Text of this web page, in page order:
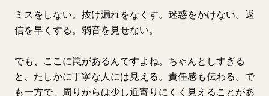
ミスをしない。抜け漏れをなくす。迷惑をかけない。返
信を早くする。弱音を見せない。
でも、ここに罠があるんですよね。ちゃんとしすぎる
と、たしかに丁寧な人には見える。責任感も伝わる。で
も一方で、周りからは少し近寄りにくく見えることがあ